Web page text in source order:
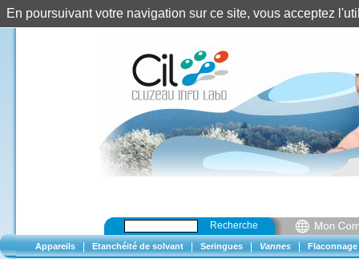
Recherche
Appareils Etanchéité de solvant Seringues Vannes Flaconnage
En poursuivant votre navigation sur ce site, vous acceptez